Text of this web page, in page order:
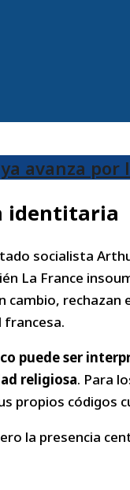
avanza por
identitaria
socialista
La France
cambio,
francesa.
puede ser
religiosa. Para
propios códigos
la presencia